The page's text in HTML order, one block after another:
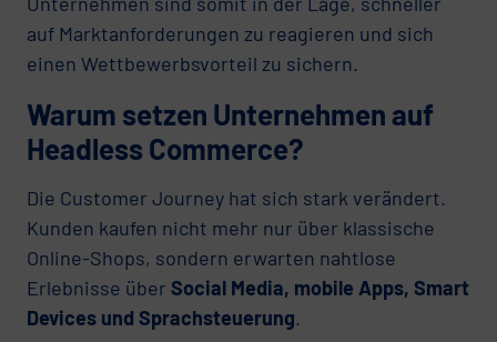
auf Marktanforderungen zu reagieren und sich
einen Wettbewerbsvorteil zu sichern.
Warum setzen Unternehmen auf
Headless Commerce?
Die Customer Journey hat sich stark verändert.
Kunden kaufen nicht mehr nur über klassische
Online-Shops, sondern erwarten nahtlose
Erlebnisse über Social Media, mobile Apps, Smart
Devices und Sprachsteuerung.